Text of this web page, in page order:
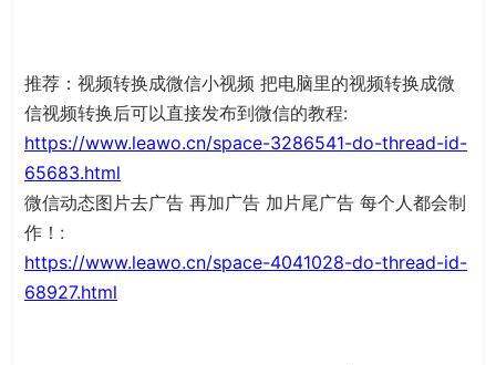
推荐：视频转换成微信小视频 把电脑里的视频转换成微
信视频转换后可以直接发布到微信的教程:
https://www.leawo.cn/space-3286541-do-thread-id-
65683.html
微信动态图片去广告 再加广告 加片尾广告 每个人都会制
作！:
https://www.leawo.cn/space-4041028-do-thread-id-
68927.html